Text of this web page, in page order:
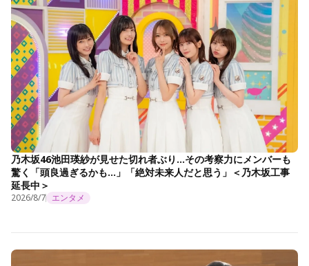
乃木坂46池田瑛紗が見せた切れ者ぶり…その考察力にメンバーも
驚く「頭良過ぎるかも…」「絶対未来人だと思う」＜乃木坂工事
延長中＞
2026/8/7 エンタメ